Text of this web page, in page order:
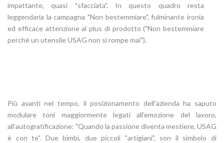
impattante, quasi "sfacciata". In questo quadro resta
leggendaria la campagna "Non bestemmiare", fulminante ironia
ed efficace attenzione al plus di prodotto ("Non bestemmiare
perchè un utensile USAG non si rompe mai").
Più avanti nel tempo, il posizionamento dell'azienda ha saputo
modulare toni maggiormente legati all'emozione del lavoro,
all'autogratificazione: "Quando la passione diventa mestiere, USAG
è con te". Due bimbi, due piccoli "artigiani", son il simbolo di